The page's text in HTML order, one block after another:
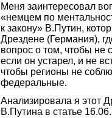
Меня заинтересовал
«немцем по
к закону» В.Путин,
Дрездене (Германия),
вопрос о том, чтобы не
если он устарел, и не
чтобы регионы не
федеральные.
Анализировала я этот
В.Путина в статье